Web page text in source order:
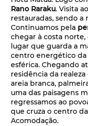
Rano Raraku. Visita
restauradas, sendo
Continuamos pela
chegar à costa
lugar que guarda a
centro energético da
esférica. Chegando
residência da
areia branca,
uma das paisagens
regressamos ao
que cruza o centro
Acomodação.